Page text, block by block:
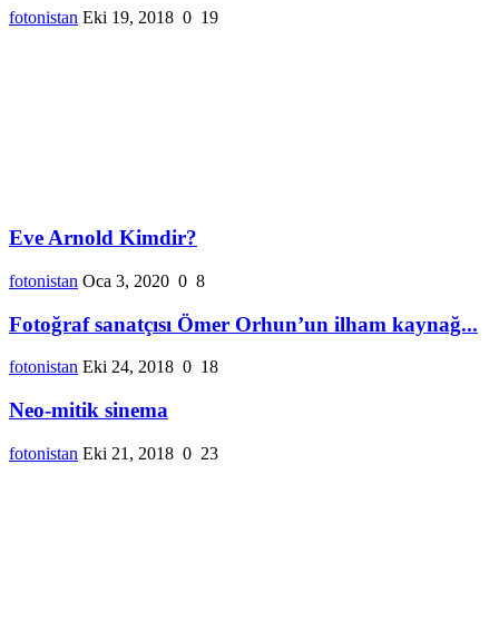
fotonistan Eki 19, 2018 0 19
Eve Arnold Kimdir?
fotonistan Oca 3, 2020 0 8
Fotoğraf sanatçısı Ömer Orhun’un ilham kaynağ...
fotonistan Eki 24, 2018 0 18
Neo-mitik sinema
fotonistan Eki 21, 2018 0 23